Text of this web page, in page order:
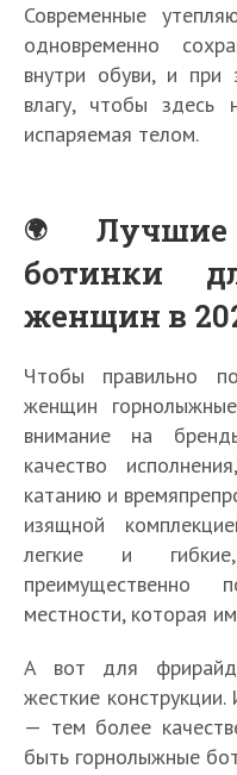
Современные
одновременно
внутри обуви, и при
влагу, чтобы здесь
испаряемая телом.
ботинки
женщин в
Чтобы правильно
женщин
внимание на
качество
катанию и
изящной
легкие и
местности, которая
А вот для
жесткие
— тем более
быть горнолыжные